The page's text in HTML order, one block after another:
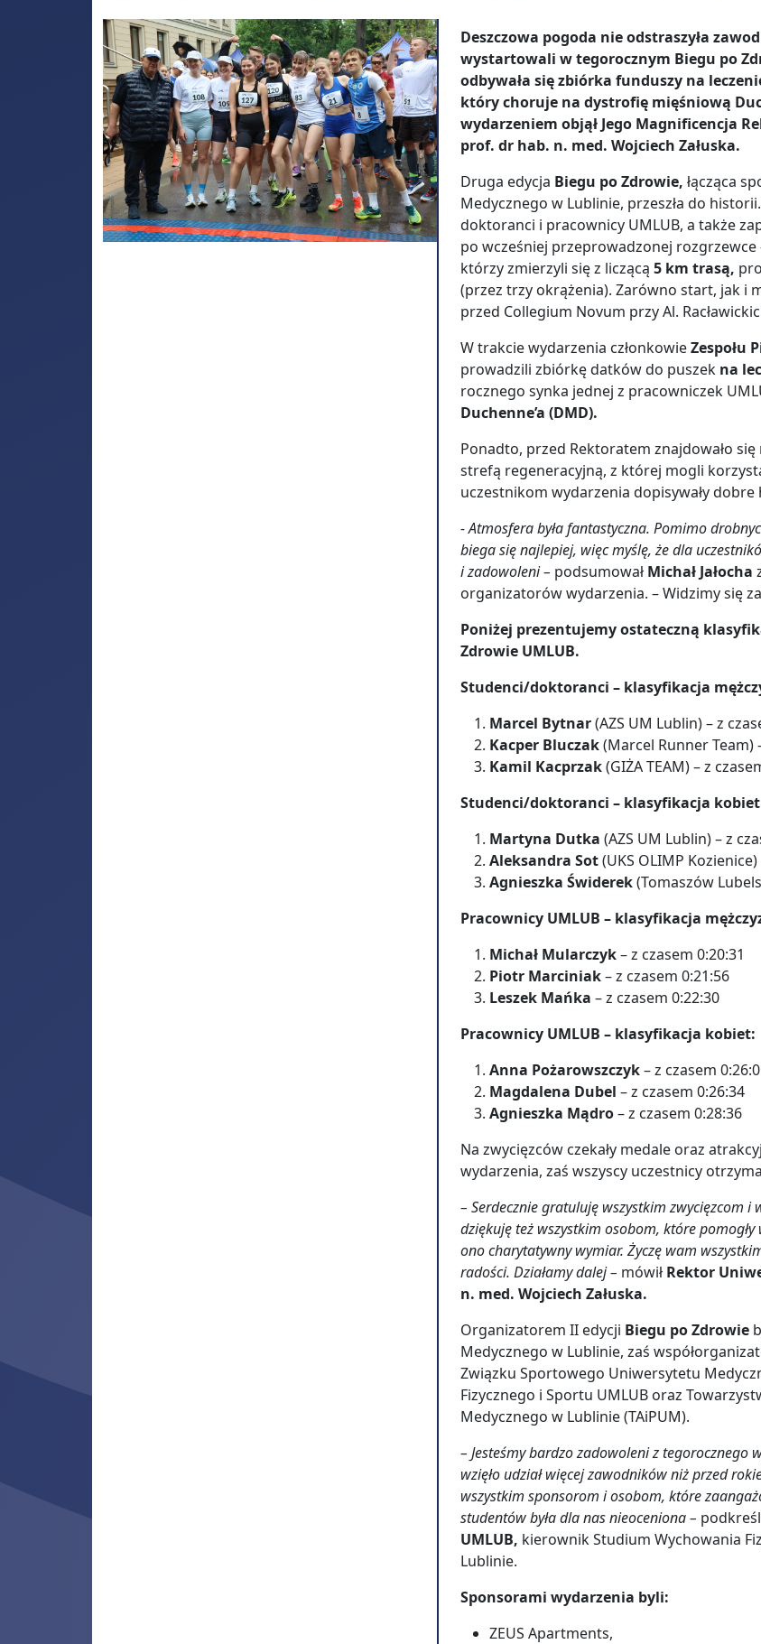
Deszczowa pogoda nie odstraszyła
wystartowali w tegorocznym Biegu po
odbywała się zbiórka funduszy na
który choruje na dystrofię mięśniową
wydarzeniem objął Jego Magnificencja
prof. dr hab. n. med. Wojciech Załuska.
Druga edycja Biegu po Zdrowie, łącząca
Medycznego w Lublinie, przeszła do
doktoranci i pracownicy UMLUB, a także
po wcześniej przeprowadzonej rozgrzewce
którzy zmierzyli się z liczącą 5 km trasą,
(przez trzy okrążenia). Zarówno start, jak i
przed Collegium Novum przy Al.
W trakcie wydarzenia członkowieZespołu
prowadzili zbiórkę datków do puszek na
rocznego synka jednej z pracowniczek
Duchenne’a (DMD).
Ponadto, przed Rektoratem znajdowało
strefą regeneracyjną, z której mogli
uczestnikom wydarzenia dopisywały
- Atmosfera była fantastyczna. Pomimo
biega się najlepiej, więc myślę, że dla
i zadowoleni – podsumował Michał Jałocha
organizatorów wydarzenia. – Widzimy się
Poniżej prezentujemy ostateczną
Zdrowie UMLUB.
Studenci/doktoranci – klasyfikacja
Marcel Bytnar(AZS UM Lublin) – z
Kacper Bluczak(Marcel Runner Team)
Kamil Kacprzak(GIŻA TEAM) – z
Studenci/doktoranci – klasyfikacja
Martyna Dutka (AZS UM Lublin) – z
Aleksandra Sot(UKS OLIMP
Agnieszka Świderek(Tomaszów
Pracownicy UMLUB – klasyfikacja
Michał Mularczyk– z czasem 0:20:31
Piotr Marciniak– z czasem 0:21:56
Leszek Mańka – z czasem 0:22:30
Pracownicy UMLUB – klasyfikacja kobiet:
Anna Pożarowszczyk– z czasem
Magdalena Dubel – z czasem 0:26:34
Agnieszka Mądro– z czasem 0:28:36
Na zwycięzców czekały medale oraz
wydarzenia, zaś wszyscy uczestnicy
– Serdecznie gratuluję wszystkim zwycięzcom i
dziękuję też wszystkim osobom, które
ono charytatywny wymiar. Życzę wam
radości. Działamy dalej – mówił Rektor
n. med. Wojciech Załuska.
Organizatorem II edycji Biegu po Zdrowie
Medycznego w Lublinie, zaś
Związku Sportowego Uniwersytetu
Fizycznego i Sportu UMLUB oraz
Medycznego w Lublinie (TAiPUM).
– Jesteśmy bardzo zadowoleni z tegorocznego
wzięło udział więcej zawodników niż przed
wszystkim sponsorom i osobom, które
studentów była dla nas nieoceniona –
UMLUB, kierownik Studium Wychowania
Lublinie.
Sponsorami wydarzenia byli:
ZEUS Apartments,